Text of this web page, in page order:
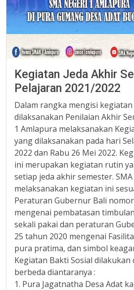
Kegiatan Jeda Akhir
Pelajaran 2021/2022
Dalam rangka mengisi
dilaksanakan Penilaian Akhir
1 Amlapura melaksanakan
yang dilaksanakan pada hari
2022 dan Rabu 26 Mei 2022.
ini merupakan kegiatan rutin
setiap jeda akhir semester.
melaksanakan kegiatan ini
Peraturan Gubernur Bali
mengenai pembatasan
sekali pakai dan peraturan
25 tahun 2020 mengenai
pura pratima, dan simbol
Kegiatan Bakti Sosial
berbeda diantaranya :
1. Pura Jagatnatha Desa Adat